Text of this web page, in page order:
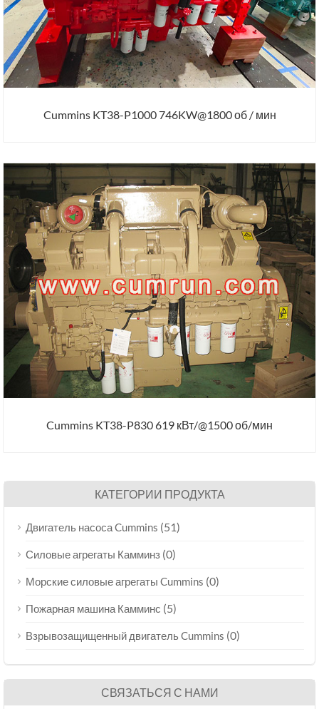
Cummins KT38-P1000 746KW@1800 об / мин
Cummins KT38-P830 619 кВт/@1500 об/мин
КАТЕГОРИИ ПРОДУКТА
Двигатель насоса Cummins (51)
Силовые агрегаты Камминз (0)
Морские силовые агрегаты Cummins (0)
Пожарная машина Камминс (5)
Взрывозащищенный двигатель Cummins (0)
СВЯЗАТЬСЯ С НАМИ